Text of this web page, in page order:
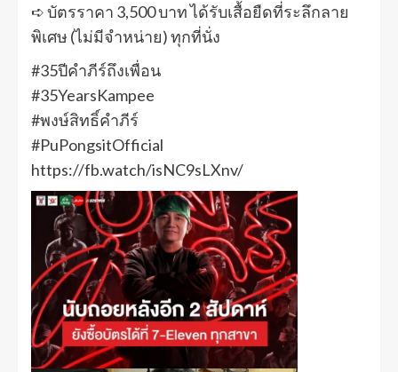
➪ บัตรราคา 3,500 บาท ได้รับเสื้อยืดที่ระลึกลาย
พิเศษ (ไม่มีจำหน่าย) ทุกที่นั่ง
#35ปีคำภีร์ถึงเพื่อน
#35YearsKampee
#พงษ์สิทธิ์คำภีร์
#PuPongsitOfficial
https://fb.watch/isNC9sLXnv/